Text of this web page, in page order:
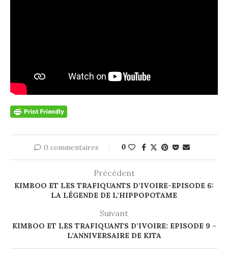
0 commentaires 0
Précédent
KIMBOO ET LES TRAFIQUANTS D’IVOIRE-EPISODE 6:
LA LÉGENDE DE L’HIPPOPOTAME
Suivant
KIMBOO ET LES TRAFIQUANTS D’IVOIRE: EPISODE 9 –
L’ANNIVERSAIRE DE KITA